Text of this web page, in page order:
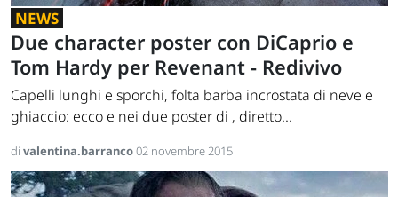
NEWS
Due character poster con DiCaprio e
Tom Hardy per Revenant - Redivivo
Capelli lunghi e sporchi, folta barba incrostata di neve e
ghiaccio: ecco e nei due poster di , diretto...
di valentina.barranco02 novembre 2015